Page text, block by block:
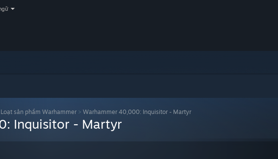
Loạt sản phẩm Warhammer > Warhammer 40,000: Inquisitor - Martyr
Inquisitor - Martyr